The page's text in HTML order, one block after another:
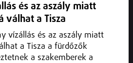
és az aszály miatt
válhat a Tisza
vízállás és az aszály miatt
a Tisza a fürdőzők
a szakemberek a